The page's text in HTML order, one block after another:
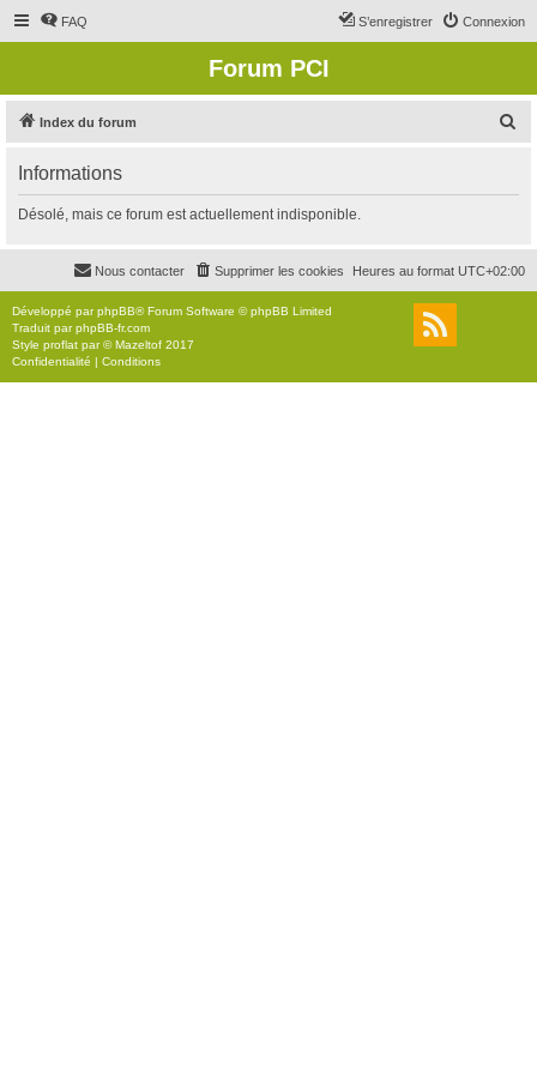
FAQ Connexion
S’enregistrer
Forum PCI
Index du forum
r
c
r
Informations
Désolé, mais ce forum est actuellement indisponible.
Heures au format UTC+02:00
Supprimer les cookies
Nous contacter
Développé parphpBB® Forum Software © phpBB Limited
Traduit parphpBB-fr.com
Style proflat par ©Mazeltof 2017
Confidentialité | Conditions